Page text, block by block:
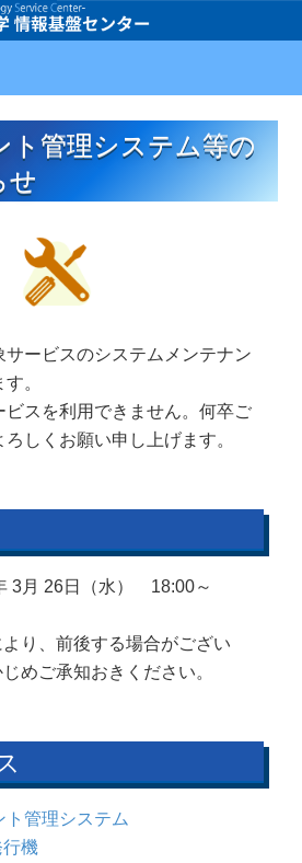
ト管理システム等の
せ
ービスのシステムメンテナン
。
ビスを利用できません。何卒ご
しくお願い申し上げます。
3月 26日（水） 18:00～
り、前後する場合がござい
めご承知おきください。
管理システム
機